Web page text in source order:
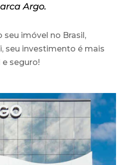
Argo.
seu imóvel no Brasil,
seu investimento é mais
seguro!